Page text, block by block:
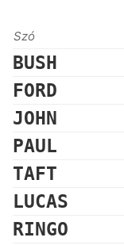
Szó
BUSH
FORD
JOHN
PAUL
TAFT
LUCAS
RINGO